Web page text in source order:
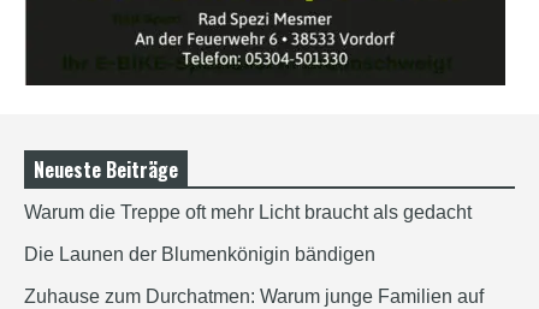
Neueste Beiträge
Warum die Treppe oft mehr Licht braucht als gedacht
Die Launen der Blumenkönigin bändigen
Zuhause zum Durchatmen: Warum junge Familien auf